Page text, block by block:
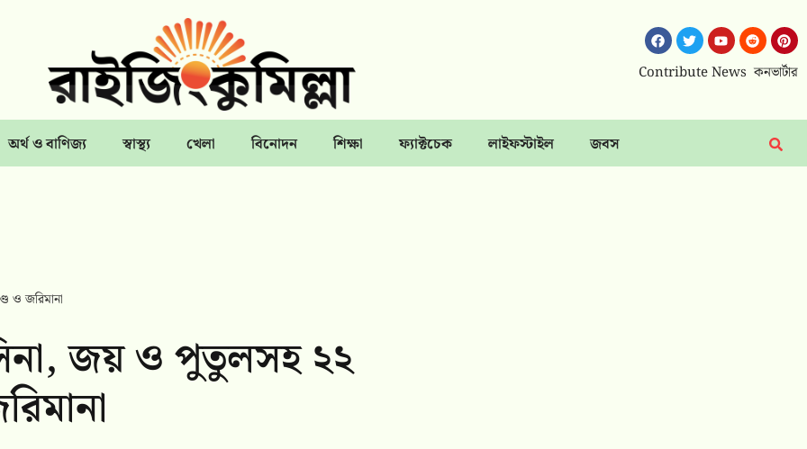
Contribute News কনভার্টার
অর্থ ও বাণিজ্য স্বাস্থ্য খেলা বিনোদন শিক্ষা ফ্যাক্টচেক লাইফস্টাইল জবস
ও জরিমানা
জয় ও পুতুলসহ ২২